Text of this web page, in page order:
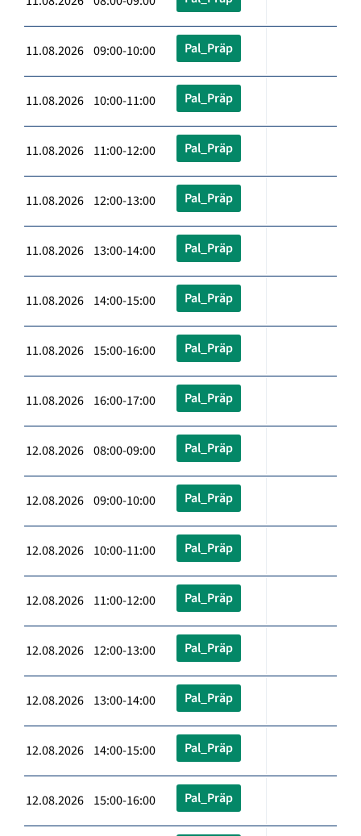
11.08.2026 09:00-10:00 Pal_Präp
11.08.2026 10:00-11:00 Pal_Präp
11.08.2026 11:00-12:00 Pal_Präp
11.08.2026 12:00-13:00 Pal_Präp
11.08.2026 13:00-14:00 Pal_Präp
11.08.2026 14:00-15:00 Pal_Präp
11.08.2026 15:00-16:00 Pal_Präp
11.08.2026 16:00-17:00 Pal_Präp
12.08.2026 08:00-09:00 Pal_Präp
12.08.2026 09:00-10:00 Pal_Präp
12.08.2026 10:00-11:00 Pal_Präp
12.08.2026 11:00-12:00 Pal_Präp
12.08.2026 12:00-13:00 Pal_Präp
12.08.2026 13:00-14:00 Pal_Präp
12.08.2026 14:00-15:00 Pal_Präp
12.08.2026 15:00-16:00 Pal_Präp